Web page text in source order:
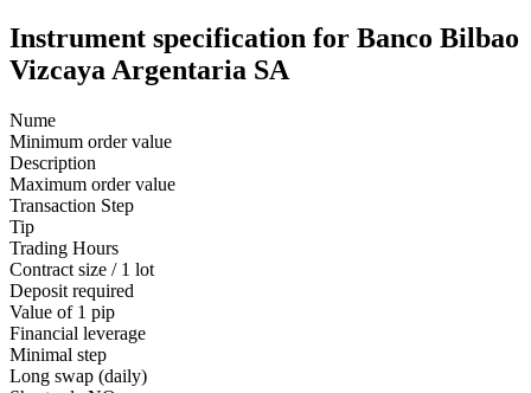
Instrument specification for Banco Bilbao
Vizcaya Argentaria SA
Nume
Minimum order value
Description
Maximum order value
Transaction Step
Tip
Trading Hours
Contract size / 1 lot
Deposit required
Value of 1 pip
Financial leverage
Minimal step
Long swap (daily)